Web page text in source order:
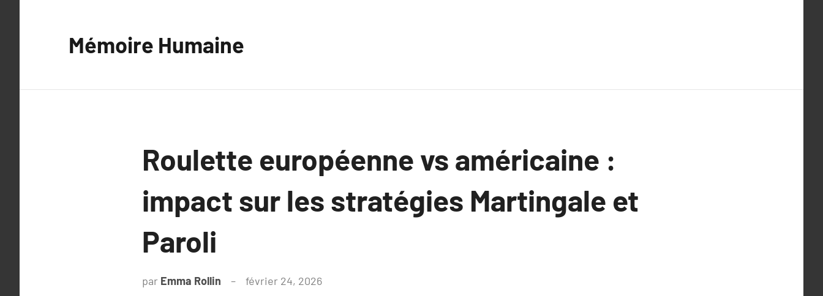
Mémoire Humaine
Roulette européenne vs américaine :
impact sur les stratégies Martingale et
Paroli
par Emma Rollin février 24, 2026